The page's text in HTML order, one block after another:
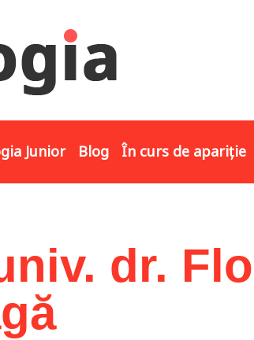
Junior Blog În curs de apariție
dr.